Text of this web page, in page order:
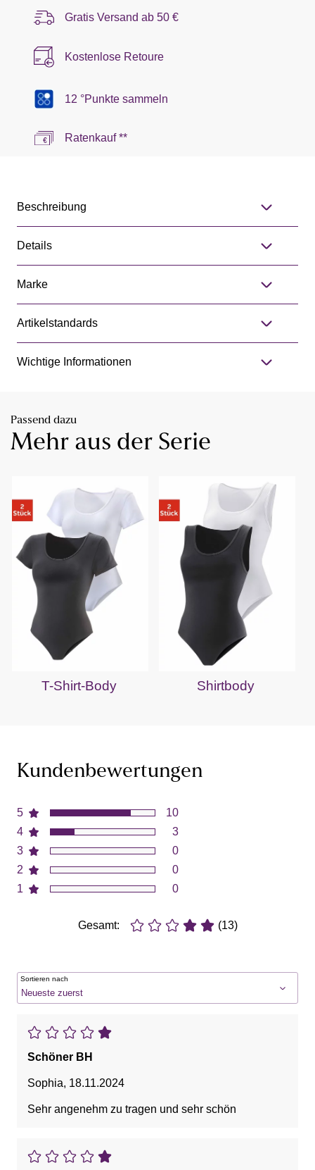
Gratis Versand ab 50 €
Kostenlose Retoure
12 °Punkte sammeln
Ratenkauf **
Beschreibung
Details
Marke
Artikelstandards
Wichtige Informationen
Passend dazu
Mehr aus der Serie
T-Shirt-Body Shirtbody
Kundenbewertungen
5
4
3
2
1
10
3
0
0
0
Gesamt: (13)
Sortieren nach
Schöner BH
Sophia, 18.11.2024
Sehr angenehm zu tragen und sehr schön